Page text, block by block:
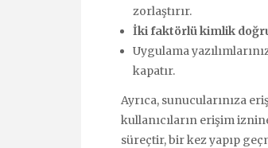
zorlaştırır.
İki faktörlü kimlik
Uygulama
kapatır.
Ayrıca, sunucularınıza
kullanıcıların erişim
süreçtir, bir kez yapıp